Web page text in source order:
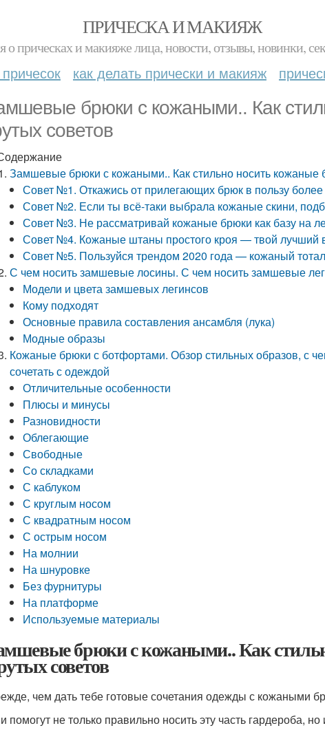
ПРИЧЕСКА И МАКИЯЖ
прическах и макияже лица, новости, отзывы, новинки,
как делать прически и макияж
брюки с кожаными.. Как
советов
Замшевые брюки с кожаными.. Как стильно носить кожаные
Совет №1. Откажись от прилегающих брюк в пользу
Совет №2. Если ты всё-таки выбрала кожаные скини,
Совет №3. Не рассматривай кожаные брюки как базу на
Совет №4. Кожаные штаны простого кроя — твой лучший
Совет №5. Пользуйся трендом 2020 года — кожаный
С чем носить замшевые лосины. С чем носить замшевые
Модели и цвета замшевых легинсов
Кому подходят
Основные правила составления ансамбля (лука)
Модные образы
Кожаные брюки с ботфортами. Обзор стильных образов, с
сочетать с одеждой
Отличительные особенности
Плюсы и минусы
Разновидности
Облегающие
Свободные
Со складками
С каблуком
С круглым носом
С квадратным носом
С острым носом
На молнии
На шнуровке
Без фурнитуры
На платформе
Используемые материалы
брюки с кожаными.. Как
советов
чем дать тебе готовые сочетания одежды с кожаными
помогут не только правильно носить эту часть гардероба,